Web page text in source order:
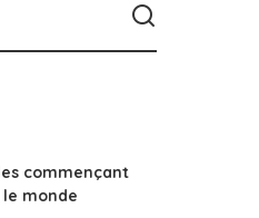
commençant
le monde